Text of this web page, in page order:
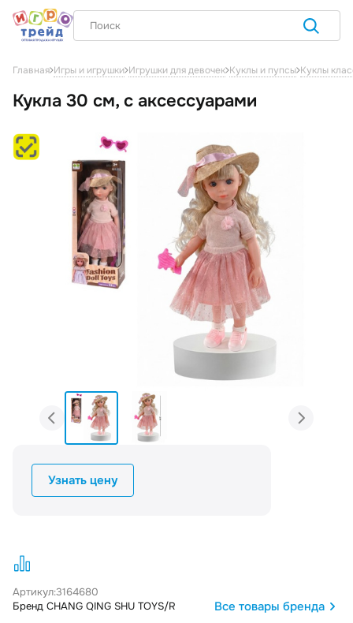
Главная Игры и игрушки Игрушки для девочек Куклы и пупсы Куклы
Кукла 30 см, с аксессуарами
Узнать цену
Артикул:3164680
Бренд CHANG QING SHU TOYS/R
Все товары бренда